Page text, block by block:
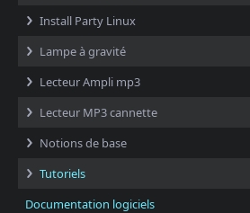
Install Party Linux
Lampe à gravité
Lecteur Ampli mp3
Lecteur MP3 cannette
Notions de base
Tutoriels
Documentation logiciels